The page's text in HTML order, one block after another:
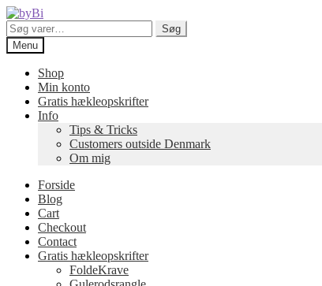
Spring
til
navigation
Spring
til
indhold
Søg
efter:
Søg
Menu
Shop
Min konto
Gratis hækleopskrifter
Info
Tips & Tricks
Customers outside Denmark
Om mig
Forside
Blog
Cart
Checkout
Contact
Gratis hækleopskrifter
FoldeKrave